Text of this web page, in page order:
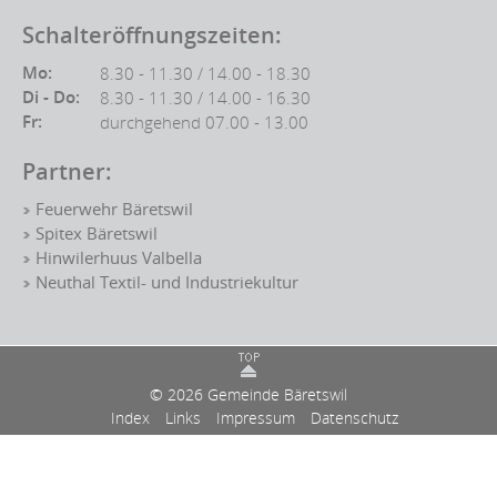
Schalteröffnungszeiten:
Mo: 8.30 - 11.30 / 14.00 - 18.30
Di - Do: 8.30 - 11.30 / 14.00 - 16.30
Fr: durchgehend 07.00 - 13.00
Partner:
Feuerwehr Bäretswil
Spitex Bäretswil
Hinwilerhuus Valbella
Neuthal Textil- und Industriekultur
© 2026 Gemeinde Bäretswil
Index
Links Impressum Datenschutz